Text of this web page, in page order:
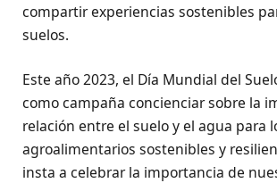
compartir experiencias sostenibles
suelos.
Este año 2023, el Día Mundial del
como campaña concienciar sobre la
relación entre el suelo y el agua para
agroalimentarios sostenibles y
insta a celebrar la importancia de